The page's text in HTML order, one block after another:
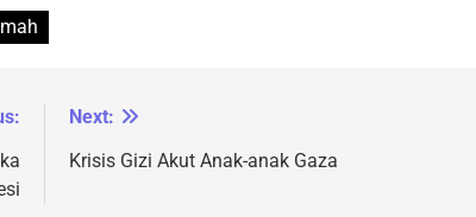
Next:
Krisis Gizi Akut Anak-anak Gaza